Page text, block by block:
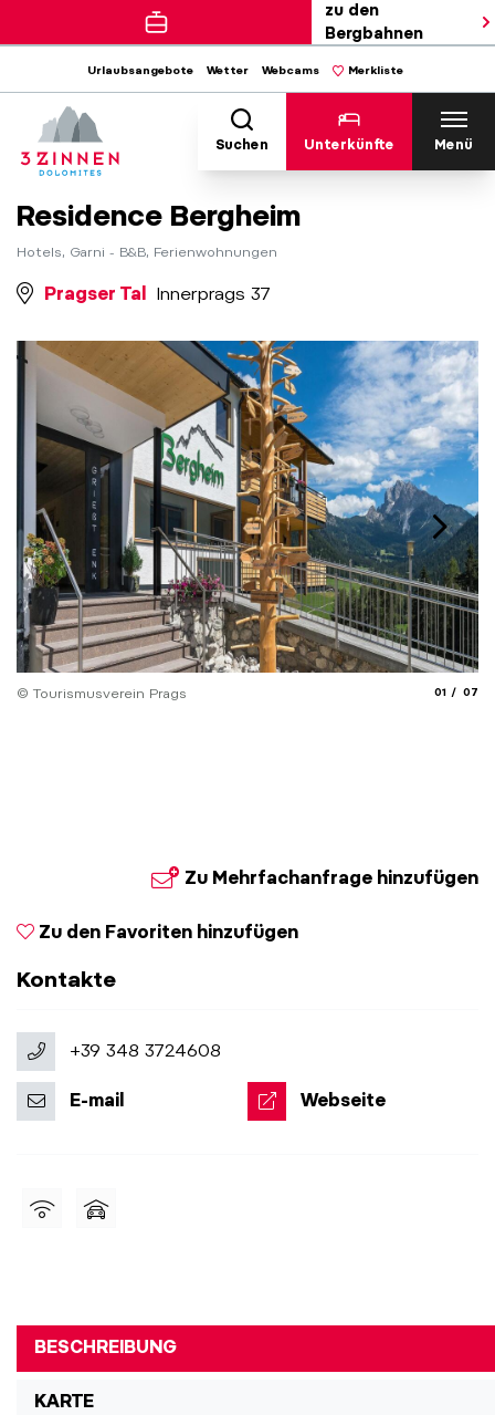
zu den
Bergbahnen
Urlaubsangebote Wetter Webcams Merkliste
Suchen Unterkünfte Menü
Residence Bergheim
Hotels, Garni - B&B, Ferienwohnungen
Pragser Tal Innerprags 37
© Tourismusverein Prags 01 07
Zu Mehrfachanfrage hinzufügen
Zu den Favoriten hinzufügen
Kontakte
+39 348 3724608
E-mail Webseite
BESCHREIBUNG
KARTE